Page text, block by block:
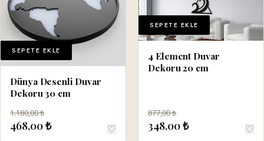
SEPETE EKLE
Dünya Desenli Duvar
Dekoru 30 cm
1.180,00 ₺
468,00 ₺ ♡
SEPETE EKLE
4 Element Duvar
Dekoru 20 cm
877,00 ₺
348,00 ₺ ♡